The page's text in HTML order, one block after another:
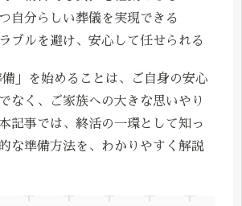
自分らしい葬儀を実現できる
ブルを避け、安心して任せられる
備」を始めることは、ご自身の安心
なく、ご家族への大きな思いやり
記事では、終活の一環として知っ
な準備方法を、わかりやすく解説